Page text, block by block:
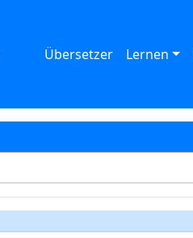
Übersetzer Lernen